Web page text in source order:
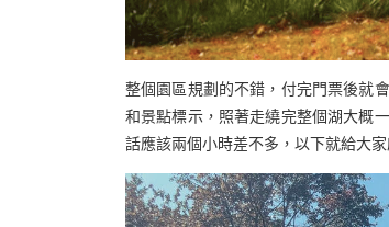
整個園區規劃的不錯，付完門票後就
和景點標示，照著走繞完整個湖大概
話應該兩個小時差不多，以下就給大家